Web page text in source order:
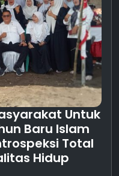
Untuk
Baru Islam
Total
Hidup